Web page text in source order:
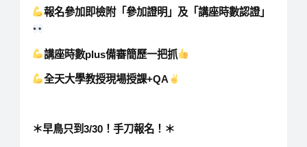
報名參加即檢附「參加證明」及「講座時數認證」
講座時數plus備審簡歷一把抓
全天大學教授現場授課+QA
＊早鳥只到3/30！手刀報名！＊